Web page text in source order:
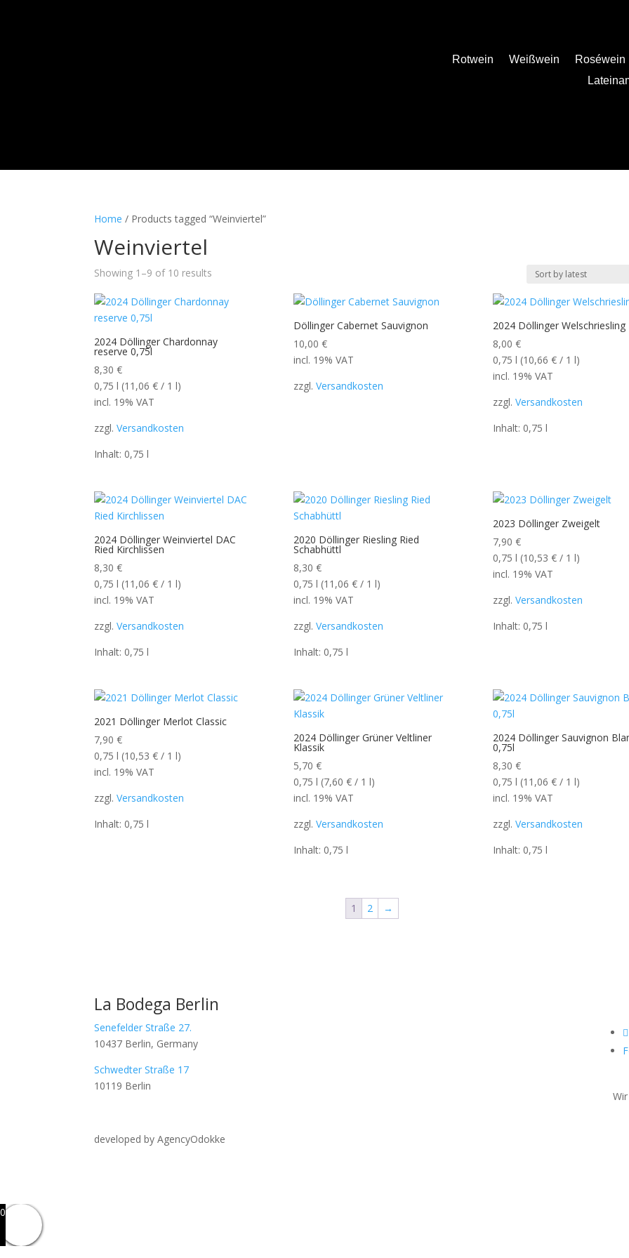
Rotwein Weißwein
Roséwein
Home / Products tagged “Weinviertel”
Weinviertel
Showing 1–9 of 10 results
latest
2024 Döllinger Chardonnay
reserve 0,75l
8,30€
0,75 l (11,06€ / 1l)
incl. 19% VAT
zzgl.Versandkosten
Inhalt: 0,75l
Döllinger Cabernet Sauvignon
10,00 €
incl. 19% VAT
zzgl. Versandkosten
2024 Döllinger Welschriesling
8,00 €
0,75 l (10,66 €/ 1 l)
incl. 19% VAT
zzgl. Versandkosten
Inhalt: 0,75 l
2024 Döllinger Weinviertel DAC
Ried Kirchlissen
8,30€
0,75 l (11,06€ / 1l)
incl. 19% VAT
zzgl.Versandkosten
Inhalt: 0,75l
2020 Döllinger Riesling Ried
Schabhüttl
8,30 €
0,75 l (11,06 €/ 1 l)
incl. 19% VAT
zzgl. Versandkosten
Inhalt: 0,75 l
2023 Döllinger Zweigelt
7,90 €
0,75 l (10,53 €/ 1 l)
incl. 19% VAT
zzgl. Versandkosten
Inhalt: 0,75 l
2021 Döllinger Merlot Classic
7,90€
0,75 l (10,53€ / 1l)
incl. 19% VAT
zzgl.Versandkosten
Inhalt: 0,75l
2024 Döllinger Grüner Veltliner
Klassik
5,70 €
0,75 l (7,60 €/ 1 l)
incl. 19% VAT
zzgl. Versandkosten
Inhalt: 0,75 l
2024 Döllinger Sauvignon
0,75l
8,30 €
0,75 l (11,06 €/ 1 l)
incl. 19% VAT
zzgl. Versandkosten
Inhalt: 0,75 l
1 2 →
La Bodega Berlin
Senefelder Straße 27.
10437 Berlin, Germany
Schwedter Straße 17
10119 Berlin
developed by AgencyOdokke
0